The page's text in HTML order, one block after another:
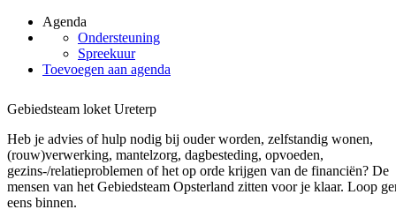
Agenda
Ondersteuning
Spreekuur
Toevoegen aan agenda
Gebiedsteam loket Ureterp
Heb je advies of hulp nodig bij ouder worden, zelfstandig wonen,
(rouw)verwerking, mantelzorg, dagbesteding, opvoeden,
gezins-/relatieproblemen of het op orde krijgen van de financiën? De
mensen van het Gebiedsteam Opsterland zitten voor je klaar. Loop
eens binnen.